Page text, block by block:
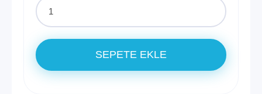
SEPETE EKLE